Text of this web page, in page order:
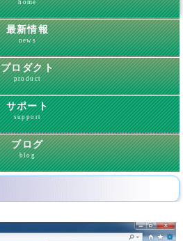
home
最新情報
news
プロダクト
product
サポート
support
ブログ
blog